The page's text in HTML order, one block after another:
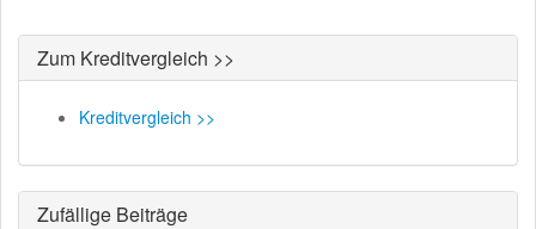
Zum Kreditvergleich >>
Kreditvergleich >>
Zufällige Beiträge